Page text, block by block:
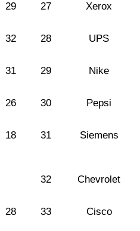
29 27 Xerox
32 28 UPS
31 29 Nike
26 30 Pepsi
18 31 Siemens
32 Chevrolet
28 33 Cisco